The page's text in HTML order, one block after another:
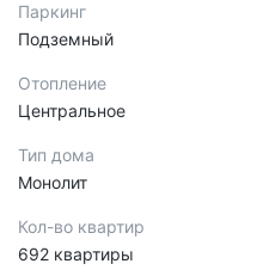
Паркинг
Подземный
Отопление
Центральное
Тип дома
Монолит
Кол-во квартир
692 квартиры